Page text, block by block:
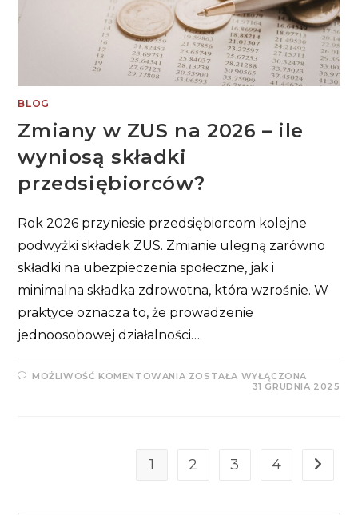
BLOG
Zmiany w ZUS na 2026 – ile
wyniosą składki
przedsiębiorców?
Rok 2026 przyniesie przedsiębiorcom kolejne
podwyżki składek ZUS. Zmianie ulegną zarówno
składki na ubezpieczenia społeczne, jak i
minimalna składka zdrowotna, która wzrośnie. W
praktyce oznacza to, że prowadzenie
jednoosobowej działalności…
MOŻLIWOŚĆ KOMENTOWANIA ZMIANY
SKŁADKI
PRZEDSIĘBIORCÓW?
ZOSTAŁA WYŁĄCZONA
31 GRUDNIA 2025
1 2 3 4 Go to